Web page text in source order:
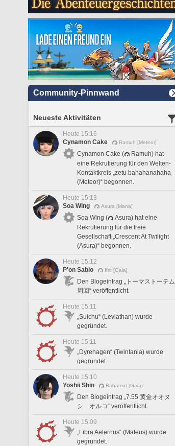
Community-Pinnwand
Neueste Aktivitäten
Heute 15:16
Cynamon Cake
Ramuh [Meteor]
Cynamon Cake (
Ramuh) hat
eine Rekrutierung für den Welten-
Kontaktkreis „zetu bahahanahaha
(Meteor)“ begonnen.
Heute 15:13
Soa Wing
Asura [Mana]
Soa Wing (
Asura) hat eine
Rekrutierung für die freie
Gesellschaft „Crescent At Twilight
(Asura)“ begonnen.
Heute 15:12
P'on Sablo
Ifrit [Gaia]
Den Blogeintrag „トーマストーテム
周回“ veröffentlicht.
Heute 15:11
„Suichu“ (Leviathan) wurde
gegründet.
Heute 15:11
„Dyrehagen“ (Twintania) wurde
gegründet.
Heute 15:10
Yoshii Shin
Bahamut [Gaia]
Den Blogeintrag „7.55 黄金オオヌ
シ オルコ“ veröffentlicht.
Heute 15:09
„Libra Aeternus“ (Mateus) wurde
gegründet.